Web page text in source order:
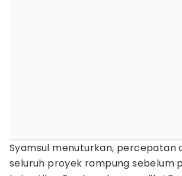
Syamsul menuturkan, percepatan
seluruh proyek rampung sebelum